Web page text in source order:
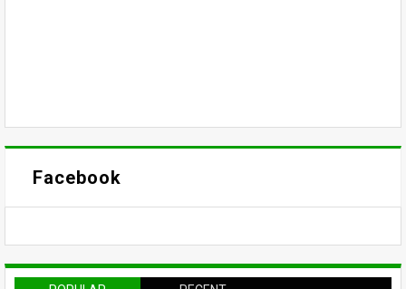
Facebook